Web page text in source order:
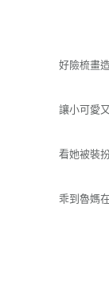
好險梳畫
讓小可愛
看她被裝
乖到魯媽